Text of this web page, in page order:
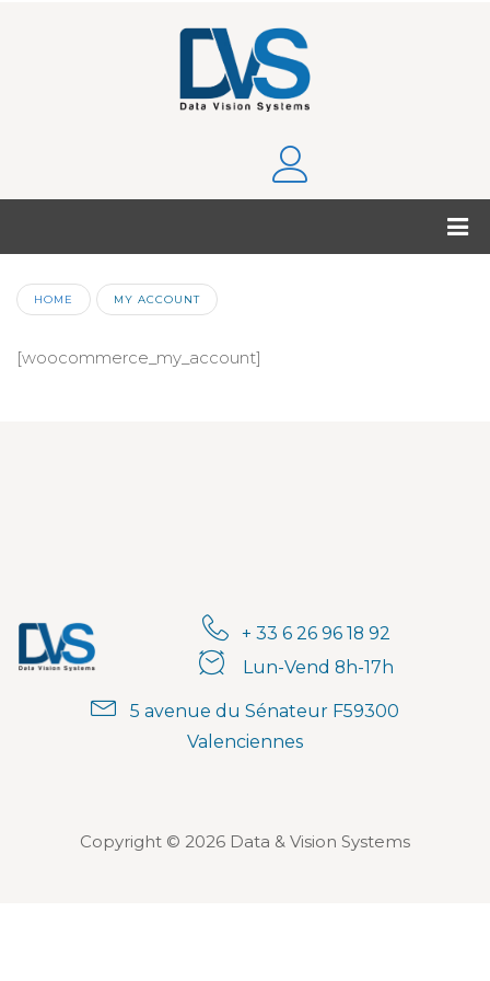
HOME MY ACCOUNT
[woocommerce_my_account]
+ 33 6 26 96 18 92
Lun-Vend 8h-17h
5 avenue du Sénateur F59300
Valenciennes
Copyright © 2026 Data & Vision Systems